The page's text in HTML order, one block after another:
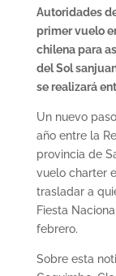
Autoridades
primer vuelo
chilena para
del Sol
se realizará
Un nuevo
año entre la
provincia de
vuelo charter
trasladar a
Fiesta
febrero.
Sobre esta